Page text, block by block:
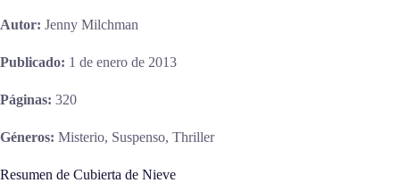
Autor: Jenny Milchman
Publicado: 1 de enero de 2013
Páginas: 320
Géneros: Misterio, Suspenso, Thriller
Resumen de Cubierta de Nieve